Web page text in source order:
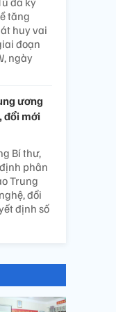
tăng
huy vai
đoạn
ngày
ương
đổi mới
Bí thư,
phân
Trung
đổi
định số